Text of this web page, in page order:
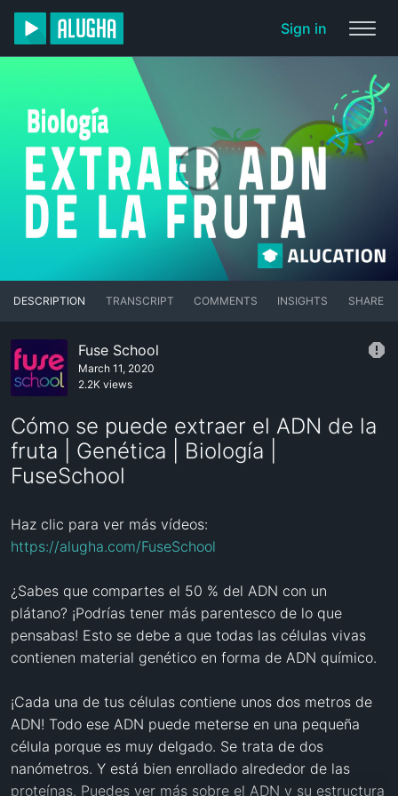
Sign in
DESCRIPTION TRANSCRIPT COMMENTS INSIGHTS SHARE
Fuse School
March 11, 2020
2.2K views
Cómo se puede extraer el ADN de la
fruta | Genética | Biología |
FuseSchool
https://alugha.com/FuseSchool
¿Sabes que compartes el 50 % del ADN con un
plátano? ¡Podrías tener más parentesco de lo que
pensabas! Esto se debe a que todas las células vivas
contienen material genético en forma de ADN químico.
¡Cada una de tus células contiene unos dos metros de
ADN! Todo ese ADN puede meterse en una pequeña
célula porque es muy delgado. Se trata de dos
nanómetros. Y está bien enrollado alrededor de las
proteínas. Puedes ver más sobre el ADN y su estructura